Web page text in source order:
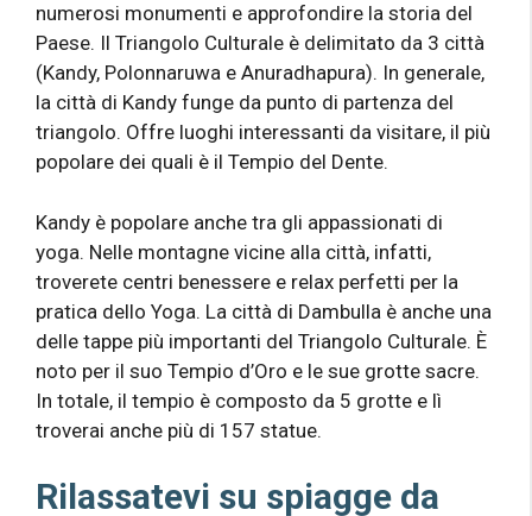
numerosi monumenti e approfondire la storia del
Paese. Il Triangolo Culturale è delimitato da 3 città
(Kandy, Polonnaruwa e Anuradhapura). In generale,
la città di Kandy funge da punto di partenza del
triangolo. Offre luoghi interessanti da visitare, il più
popolare dei quali è il Tempio del Dente.
Kandy è popolare anche tra gli appassionati di
yoga. Nelle montagne vicine alla città, infatti,
troverete centri benessere e relax perfetti per la
pratica dello Yoga. La città di Dambulla è anche una
delle tappe più importanti del Triangolo Culturale. È
noto per il suo Tempio d’Oro e le sue grotte sacre.
In totale, il tempio è composto da 5 grotte e lì
troverai anche più di 157 statue.
Rilassatevi su spiagge da